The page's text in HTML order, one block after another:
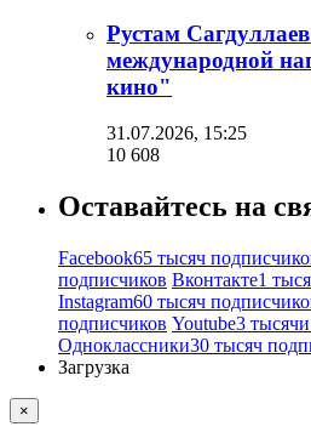
Рустам Сагдуллаев
международной
кино"
31.07.2026, 15:25
10 608
Оставайтесь на
Facebook65 тысяч
подписчиков Вконтакте1
Instagram60 тысяч
подписчиков Youtube3
Одноклассники30 тысяч
Загрузка
×